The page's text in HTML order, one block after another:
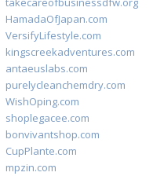
HamadaOfJapan.com
VersifyLifestyle.com
kingscreekadventures.com
antaeuslabs.com
purelycleanchemdry.com
WishOping.com
shoplegacee.com
bonvivantshop.com
CupPlante.com
mpzin.com